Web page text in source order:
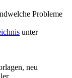
Probleme
unter
neu